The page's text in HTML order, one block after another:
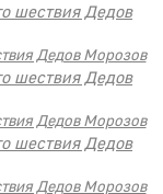
шествия Дедов
шествия Дедов
шествия Дедов